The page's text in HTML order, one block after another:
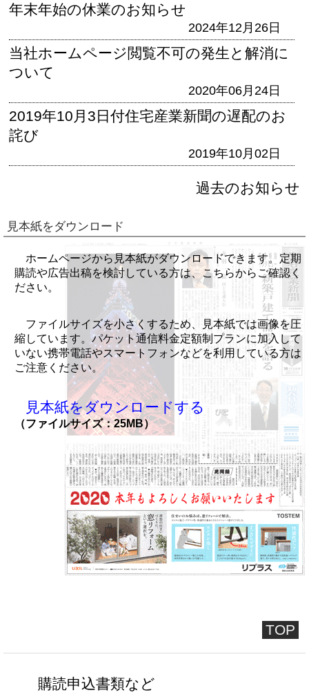
年末年始の休業のお知らせ
2024年12月26日
当社ホームページ閲覧不可の発生と解消に
ついて
2020年06月24日
2019年10月3日付住宅産業新聞の遅配のお
詫び
2019年10月02日
過去のお知らせ
見本紙をダウンロード
ホームページから見本紙がダウンロードできます。定期
購読や広告出稿を検討している方は、こちらからご確認く
ださい。
ファイルサイズを小さくするため、見本紙では画像を圧
縮しています。パケット通信料金定額制プランに加入して
いない携帯電話やスマートフォンなどを利用している方は
ご注意ください。
見本紙をダウンロードする
（ファイルサイズ：25MB）
TOP
購読申込書類など